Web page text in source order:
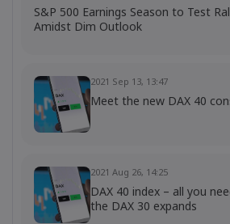
S&P 500 Earnings Season to Test
Amidst Dim Outlook
2021 Sep 13, 13:47
Meet the new DAX 40
2021 Aug 26, 14:25
DAX 40 index – all you
the DAX 30 expands